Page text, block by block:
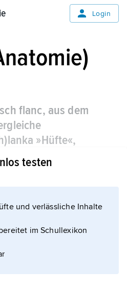
Login
flanc, aus dem
»Hüfte«,
Anatomie:
zum Artikel
testen
und verlässliche Inhalte
im Schullexikon